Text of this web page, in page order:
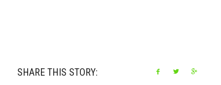
SHARE THIS STORY: